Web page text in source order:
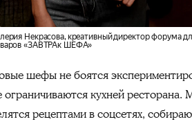
Некрасова, креативный директор форума
«ЗАВТРАк ШЕФА»
шефы не боятся
ограничиваются кухней
рецептами в соцсетях,